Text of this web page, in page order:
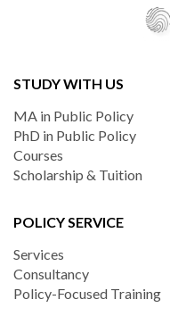
STUDY WITH US
MA in Public Policy
PhD in Public Policy
Courses
Scholarship & Tuition
POLICY SERVICE
Services
Consultancy
Policy-Focused Training